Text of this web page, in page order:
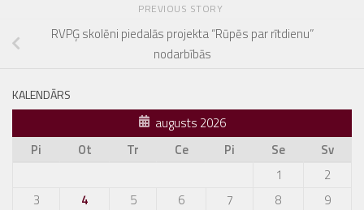
PREVIOUS STORY
RVPĢ skolēni piedalās projekta “Rūpēs par rītdienu”
nodarbībās
KALENDĀRS
augusts 2026
Pi
Ot Tr Ce Pi Se
Sv
1
2
3
4 5 6 7 8
9